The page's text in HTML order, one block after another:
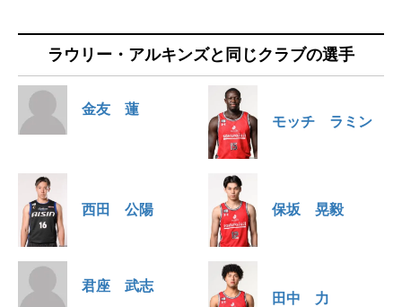
ラウリー・アルキンズと同じクラブの選手
金友 蓮
モッチ ラミン
西田 公陽 保坂 晃毅
君座 武志
田中 力